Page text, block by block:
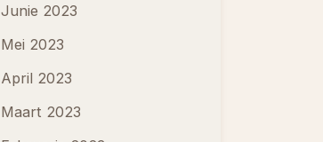
Junie 2023
Mei 2023
April 2023
Maart 2023